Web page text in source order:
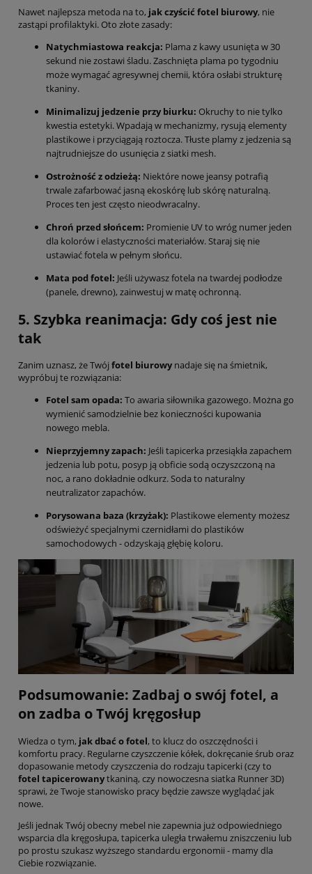
Nawet najlepsza metoda na to, jak czyścić fotel biurowy, nie
zastąpi profilaktyki. Oto złote zasady:
Natychmiastowa reakcja: Plama z kawy usunięta w 30
sekund nie zostawi śladu. Zaschnięta plama po tygodniu
może wymagać agresywnej chemii, która osłabi strukturę
tkaniny.
Minimalizuj jedzenie przy biurku: Okruchy to nie tylko
kwestia estetyki. Wpadają w mechanizmy, rysują elementy
plastikowe i przyciągają roztocza. Tłuste plamy z jedzenia są
najtrudniejsze do usunięcia z siatki mesh.
Ostrożność z odzieżą: Niektóre nowe jeansy potrafią
trwale zafarbować jasną ekoskórę lub skórę naturalną.
Proces ten jest często nieodwracalny.
Chroń przed słońcem: Promienie UV to wróg numer jeden
dla kolorów i elastyczności materiałów. Staraj się nie
ustawiać fotela w pełnym słońcu.
Mata pod fotel: Jeśli używasz fotela na twardej podłodze
(panele, drewno), zainwestuj w matę ochronną.
5. Szybka reanimacja: Gdy coś jest nie
tak
Zanim uznasz, że Twój fotel biurowynadaje się na śmietnik,
wypróbuj te rozwiązania:
Fotel sam opada: To awaria siłownika gazowego. Można go
wymienić samodzielnie bez konieczności kupowania
nowego mebla.
Nieprzyjemny zapach: Jeśli tapicerka przesiąkła zapachem
jedzenia lub potu, posyp ją obficie sodą oczyszczoną na
noc, a rano dokładnie odkurz. Soda to naturalny
neutralizator zapachów.
Porysowana baza (krzyżak): Plastikowe elementy możesz
odświeżyć specjalnymi czernidłami do plastików
samochodowych - odzyskają głębię koloru.
Podsumowanie: Zadbaj o swój fotel, a
on zadba o Twój kręgosłup
Wiedza o tym, jak dbać o fotel, to klucz do oszczędności i
komfortu pracy. Regularne czyszczenie kółek, dokręcanie śrub oraz
dopasowanie metody czyszczenia do rodzaju tapicerki (czy to
fotel tapicerowanytkaniną, czy nowoczesna siatka Runner 3D)
sprawi, że Twoje stanowisko pracy będzie zawsze wyglądać jak
nowe.
Jeśli jednak Twój obecny mebel nie zapewnia już odpowiedniego
wsparcia dla kręgosłupa, tapicerka uległa trwałemu zniszczeniu lub
po prostu szukasz wyższego standardu ergonomii - mamy dla
Ciebie rozwiązanie.